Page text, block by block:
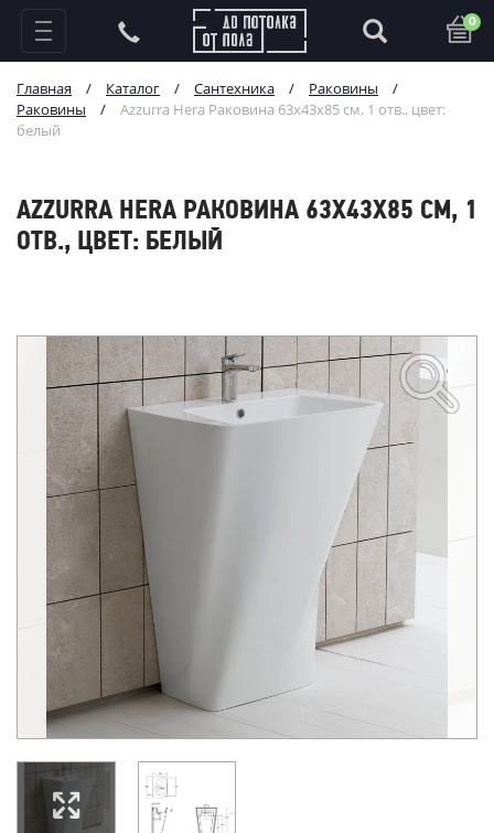
0
Главная / Каталог / Сантехника / Раковины
/
Раковины
/
Azzurra Hera Раковина 63х43х85 см, 1 отв., цвет:
белый
AZZURRA HERA РАКОВИНА 63Х43Х85 СМ, 1
ОТВ., ЦВЕТ: БЕЛЫЙ